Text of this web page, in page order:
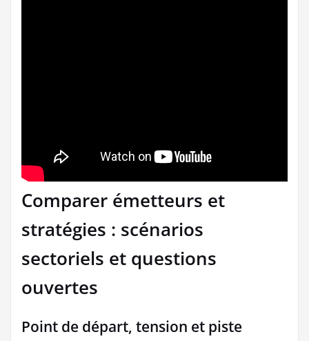
Comparer émetteurs et
stratégies : scénarios
sectoriels et questions
ouvertes
Point de départ, tension et piste